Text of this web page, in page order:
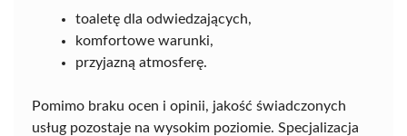
toaletę dla odwiedzających,
komfortowe warunki,
przyjazną atmosferę.
Pomimo braku ocen i opinii, jakość świadczonych
usług pozostaje na wysokim poziomie. Specjalizacja